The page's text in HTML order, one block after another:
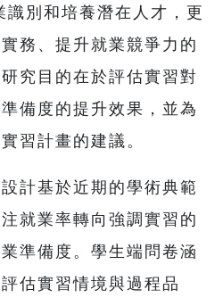
別和培養潛在人才，更
務、提升就業競爭力的
究目的在於評估實習對
備度的提升效果，並為
習計畫的建議。
計基於近期的學術典範
就業率轉向強調實習的
準備度。學生端問卷涵
估實習情境與過程品